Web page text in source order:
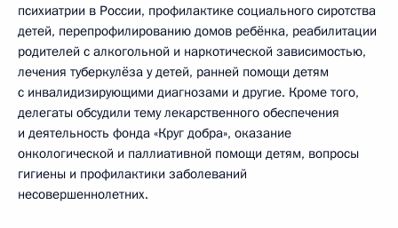
психиатрии в России, профилактике социального сиротства
детей, перепрофилированию домов ребёнка, реабилитации
родителей с алкогольной и наркотической зависимостью,
лечения туберкулёза у детей, ранней помощи детям
с инвалидизирующими диагнозами и другие. Кроме того,
делегаты обсудили тему лекарственного обеспечения
и деятельность фонда «Круг добра», оказание
онкологической и паллиативной помощи детям, вопросы
гигиены и профилактики заболеваний
несовершеннолетних.